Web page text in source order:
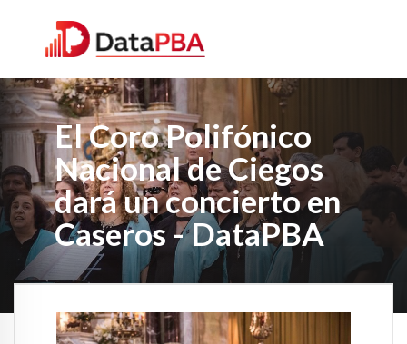
El Coro Polifónico
Nacional de Ciegos
dará un concierto en
Caseros - DataPBA